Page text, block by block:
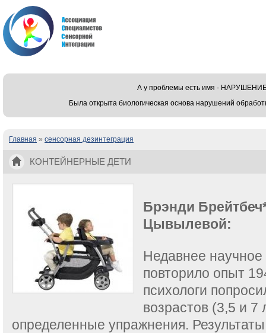
А у проблемы есть имя -
Была открыта биологическая основа нарушений
Вы здесь
Главная » сенсорная дезинтеграция
КОНТЕЙНЕРНЫЕ ДЕТИ
Брэнди
Цывылевой:
Недавнее
повторило опыт
психологи
возрастов (3,5 и 7
определенные упражнения.